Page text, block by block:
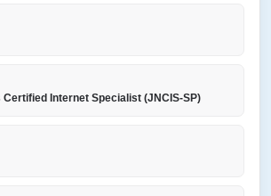
Internet Specialist (JNCIS-SP)